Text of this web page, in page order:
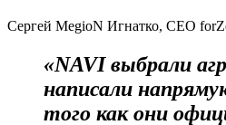
Сергей MegioN Игнатко, CEO
«NAVI выбрали
написали
того как они